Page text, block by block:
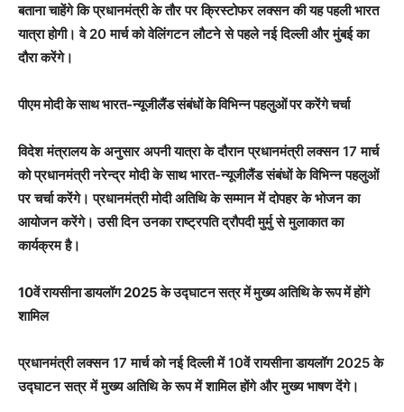
बताना चाहेंगे कि प्रधानमंत्री के तौर पर क्रिस्टोफर लक्सन की यह पहली भारत
यात्रा होगी। वे 20 मार्च को वेलिंगटन लौटने से पहले नई दिल्ली और मुंबई का
दौरा करेंगे।
पीएम मोदी के साथ भारत-न्यूजीलैंड संबंधों के विभिन्न पहलुओं पर करेंगे चर्चा
विदेश मंत्रालय के अनुसार अपनी यात्रा के दौरान प्रधानमंत्री लक्सन 17 मार्च
को प्रधानमंत्री नरेन्द्र मोदी के साथ भारत-न्यूजीलैंड संबंधों के विभिन्न पहलुओं
पर चर्चा करेंगे। प्रधानमंत्री मोदी अतिथि के सम्मान में दोपहर के भोजन का
आयोजन करेंगे। उसी दिन उनका राष्ट्रपति द्रौपदी मुर्मु से मुलाकात का
कार्यक्रम है।
10वें रायसीना डायलॉग 2025 के उद्घाटन सत्र में मुख्य अतिथि के रूप में होंगे
शामिल
प्रधानमंत्री लक्सन 17 मार्च को नई दिल्ली में 10वें रायसीना डायलॉग 2025 के
उद्घाटन सत्र में मुख्य अतिथि के रूप में शामिल होंगे और मुख्य भाषण देंगे।